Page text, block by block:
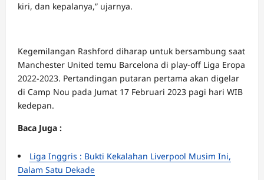
kiri, dan kepalanya,” ujarnya.
Kegemilangan Rashford diharap untuk bersambung saat
Manchester United temu Barcelona di play-off Liga Eropa
2022-2023. Pertandingan putaran pertama akan digelar
di Camp Nou pada Jumat 17 Februari 2023 pagi hari WIB
kedepan.
Baca Juga :
Liga Inggris : Bukti Kekalahan Liverpool Musim Ini,
Dalam Satu Dekade